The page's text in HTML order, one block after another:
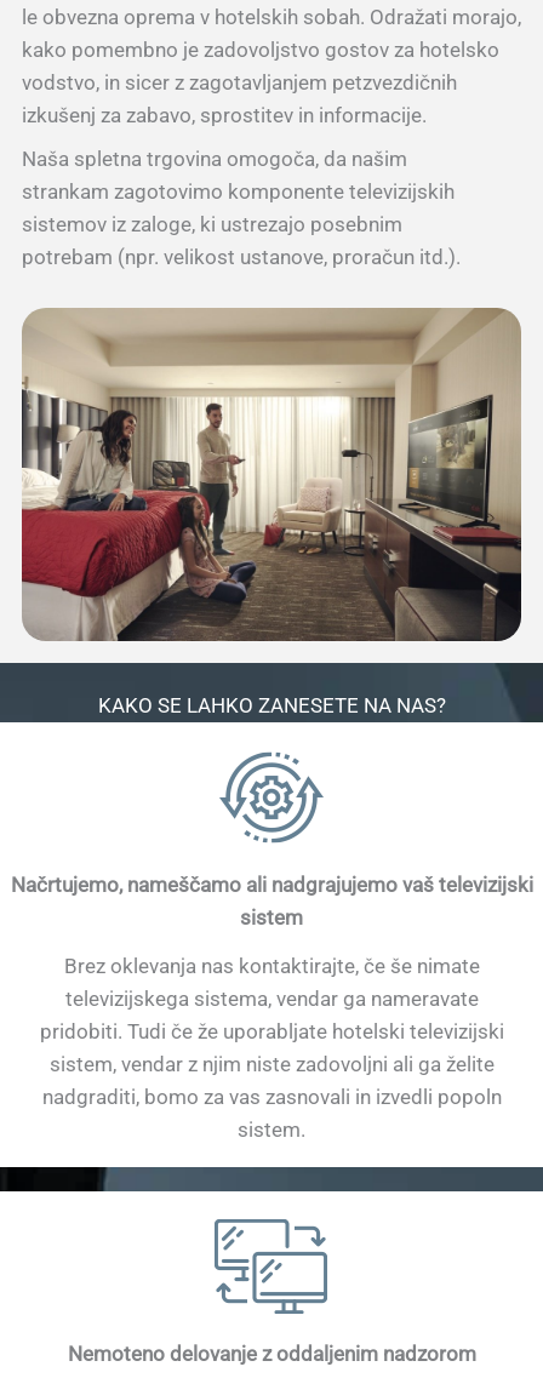
le obvezna oprema v hotelskih sobah. Odražati morajo,
kako pomembno je zadovoljstvo gostov za hotelsko
vodstvo, in sicer z zagotavljanjem petzvezdičnih
izkušenj za zabavo, sprostitev in informacije.
Naša spletna trgovina omogoča, da našim
strankam zagotovimo komponente televizijskih
sistemov iz zaloge, ki ustrezajo posebnim
potrebam (npr. velikost ustanove, proračun itd.).
KAKO SE LAHKO ZANESETE NA NAS?
Načrtujemo, nameščamo ali nadgrajujemo vaš televizijski
sistem
Brez oklevanja nas kontaktirajte, če še nimate
televizijskega sistema, vendar ga nameravate
pridobiti. Tudi če že uporabljate hotelski televizijski
sistem, vendar z njim niste zadovoljni ali ga želite
nadgraditi, bomo za vas zasnovali in izvedli popoln
sistem.
Nemoteno delovanje z oddaljenim nadzorom